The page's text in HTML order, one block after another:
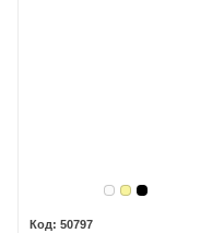
Белый
Золотой
Черный
50797